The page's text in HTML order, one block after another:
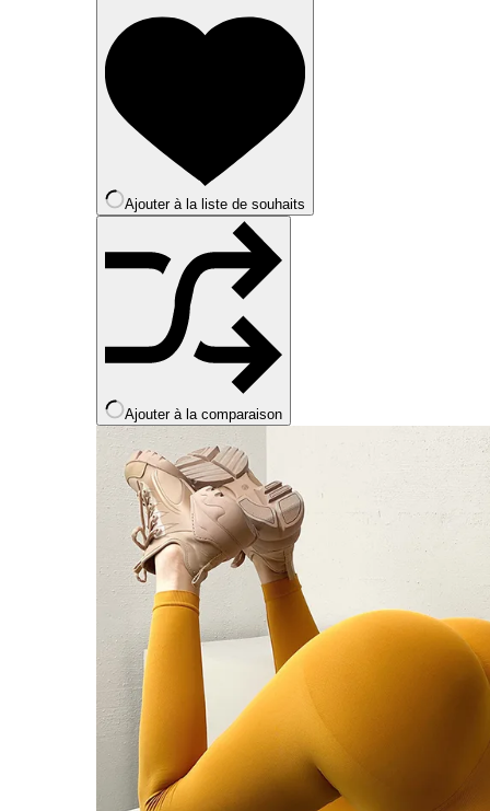
plusieurs
variations.
choisies
sur
page
du
produit
Ajouter à la liste de souhaits
Ajouter à la comparaison